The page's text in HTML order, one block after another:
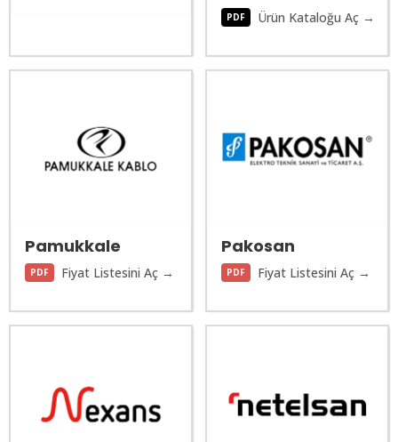
PDF Ürün Kataloğu Aç →
Pamukkale
PDF Fiyat Listesini Aç →
Pakosan
PDF Fiyat Listesini Aç →